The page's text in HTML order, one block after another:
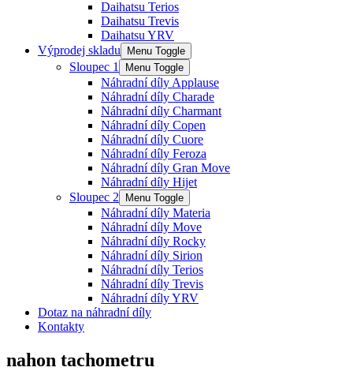
Daihatsu Terios
Daihatsu Trevis
Daihatsu YRV
Výprodej skladu
Menu Toggle
Sloupec 1 Menu Toggle
Náhradní díly Applause
Náhradní díly Charade
Náhradní díly Charmant
Náhradní díly Copen
Náhradní díly Cuore
Náhradní díly Feroza
Náhradní díly Gran Move
Náhradní díly Hijet
Sloupec 2
Menu Toggle
Náhradní díly Materia
Náhradní díly Move
Náhradní díly Rocky
Náhradní díly Sirion
Náhradní díly Terios
Náhradní díly Trevis
Náhradní díly YRV
Dotaz na náhradní díly
Kontakty
nahon tachometru